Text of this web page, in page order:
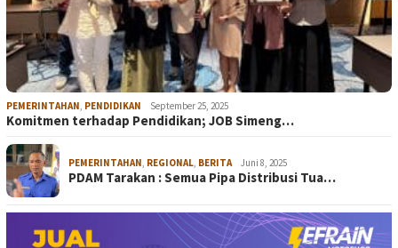
PEMERINTAHAN PENDIDIKAN September 25, 2025
Komitmen terhadap Pendidikan; JOB Simeng…
PEMERINTAHAN REGIONAL BERITA Juni 8, 2025
PDAM Tarakan : Semua Pipa Distribusi Tua…